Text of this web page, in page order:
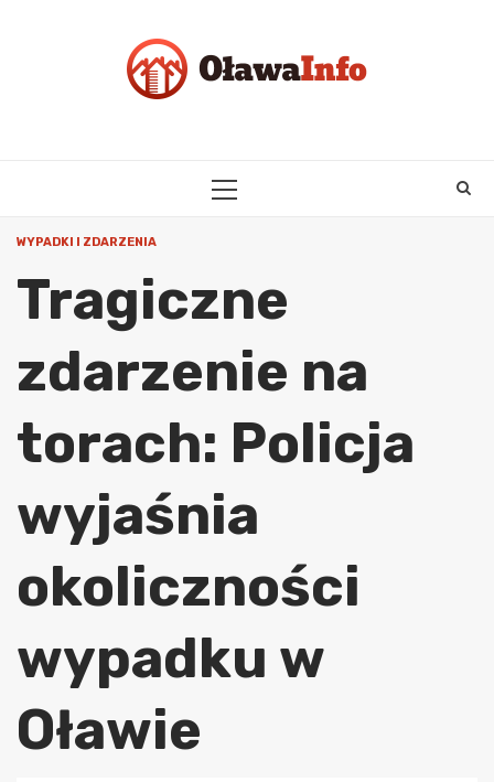
PRIMARY
WYPADKI I ZDARZENIA
Tragiczne
zdarzenie na
torach: Policja
wyjaśnia
okoliczności
wypadku w
Oławie